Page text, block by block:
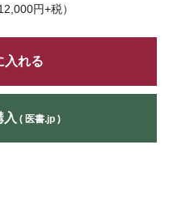
円+税）
入れる
入 ( 医書.jp )